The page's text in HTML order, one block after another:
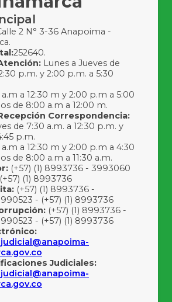
2 N° 3-36 Anapoima -
252640.
Lunes a Jueves de
p.m. y 2:00 p.m. a 5:30
a 12:30 m y 2:00 p.m a 5:00
de 8:00 a.m a 12:00 m.
Correspondencia:
de 7:30 a.m. a 12:30 p.m. y
p.m.
a 12:30 m y 2:00 p.m a 4:30
de 8:00 a.m a 11:30 a.m.
(+57) (1) 8993736 - 3993060
(1) 8993736
(+57) (1) 8993736 -
- (+57) (1) 8993736
(+57) (1) 8993736 -
- (+57) (1) 8993736
Judiciales: